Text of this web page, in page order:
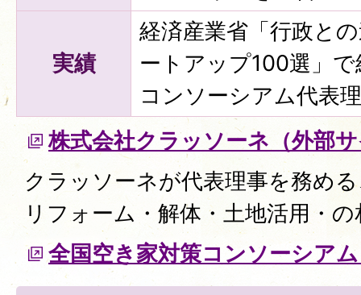
実績
経済産業省「行政と
ートアップ100選」
コンソーシアム代表
株式会社クラッソーネ（外部
クラッソーネが代表理事を務め
リフォーム・解体・土地活用・
全国空き家対策コンソーシア